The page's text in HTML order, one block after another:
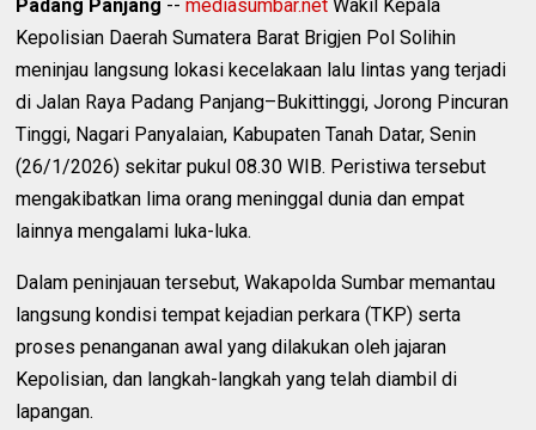
Padang Panjang --mediasumbar.net Wakil Kepala
Kepolisian Daerah Sumatera Barat Brigjen Pol Solihin
meninjau langsung lokasi kecelakaan lalu lintas yang terjadi
di Jalan Raya Padang Panjang–Bukittinggi, Jorong Pincuran
Tinggi, Nagari Panyalaian, Kabupaten Tanah Datar, Senin
(26/1/2026) sekitar pukul 08.30 WIB. Peristiwa tersebut
mengakibatkan lima orang meninggal dunia dan empat
lainnya mengalami luka-luka.
Dalam peninjauan tersebut, Wakapolda Sumbar memantau
langsung kondisi tempat kejadian perkara (TKP) serta
proses penanganan awal yang dilakukan oleh jajaran
Kepolisian, dan langkah-langkah yang telah diambil di
lapangan.